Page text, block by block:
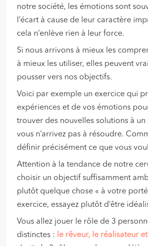
notre société, les émotions sont
l’écart à cause de leur caractère
cela n’enlève rien à leur force.
Si nous arrivons à mieux les
à mieux les utiliser, elles peuvent
pousser vers nos objectifs.
Voici par exemple un exercice qui
expériences et de vos émotions
trouver des nouvelles solutions à
vous n’arrivez pas à résoudre.
définir précisément ce que vous
Attention à la tendance de notre
choisir un objectif suffisamment
plutôt quelque chose « à votre
exercice, essayez plutôt d’être
Vous allez jouer le rôle de 3
distinctes :
le rêveur, le réalisateur